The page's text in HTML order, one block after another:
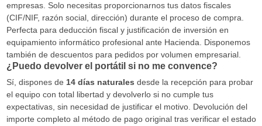
empresas. Solo necesitas proporcionarnos tus datos fiscales
(CIF/NIF, razón social, dirección) durante el proceso de compra.
Perfecta para deducción fiscal y justificación de inversión en
equipamiento informático profesional ante Hacienda. Disponemos
también de descuentos para pedidos por volumen empresarial.
¿Puedo devolver el portátil si no me convence?
Sí, dispones de 14 días naturales desde la recepción para probar
el equipo con total libertad y devolverlo si no cumple tus
expectativas, sin necesidad de justificar el motivo. Devolución del
importe completo al método de pago original tras verificar el estado